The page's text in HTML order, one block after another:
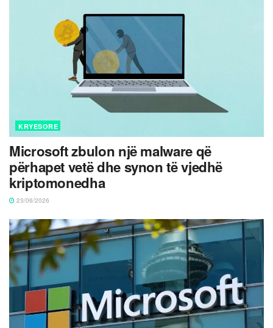
KRYESORE
Microsoft zbulon një malware që
përhapet vetë dhe synon të vjedhë
kriptomonedha
23/06/2026